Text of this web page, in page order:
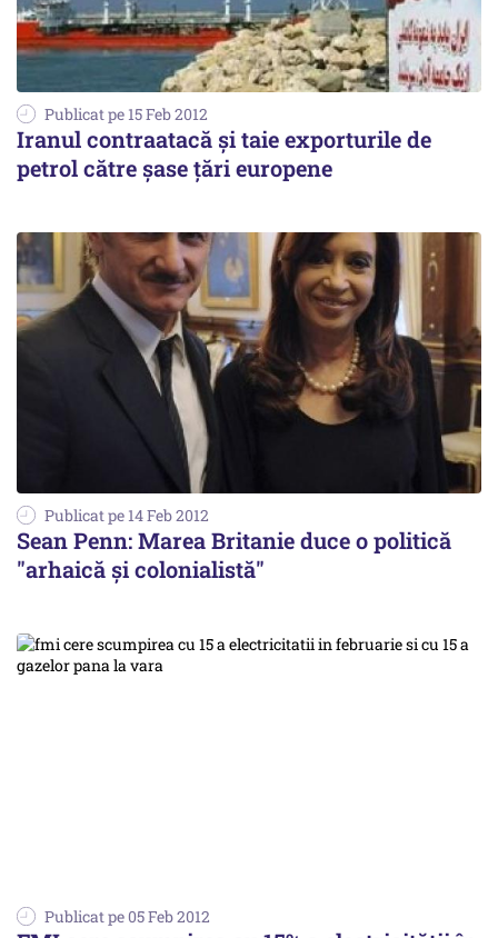
Publicat pe 15 Feb 2012
Iranul contraatacă și taie exporturile de
petrol către șase țări europene
Publicat pe 14 Feb 2012
Sean Penn: Marea Britanie duce o politică
"arhaică şi colonialistă"
Publicat pe 05 Feb 2012